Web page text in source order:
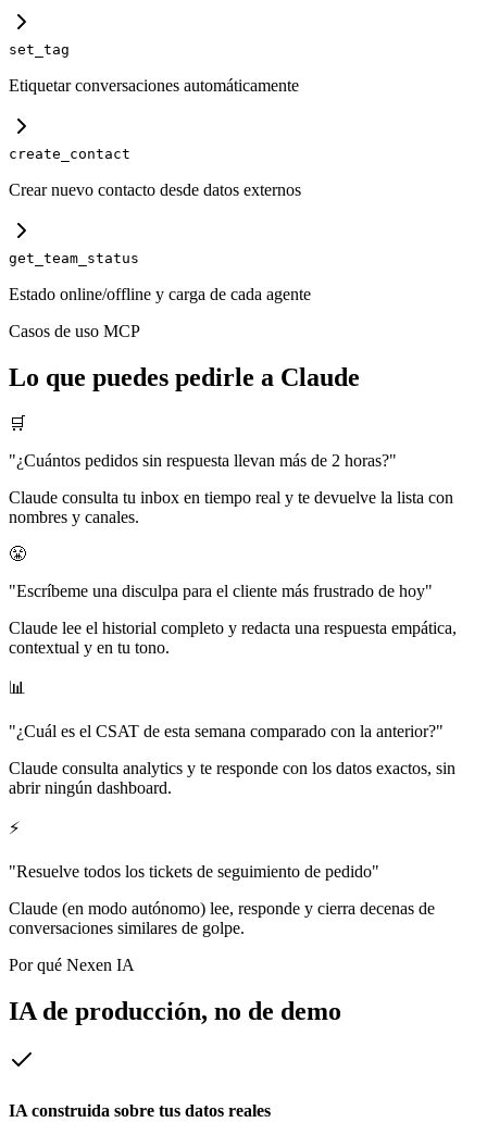
set_tag
Etiquetar conversaciones automáticamente
create_contact
Crear nuevo contacto desde datos externos
get_team_status
Estado online/offline y carga de cada agente
Casos de uso MCP
Lo que puedes pedirle a Claude
🛒
"¿Cuántos pedidos sin respuesta llevan más de 2 horas?"
Claude consulta tu inbox en tiempo real y te devuelve la lista con
nombres y canales.
😤
"Escríbeme una disculpa para el cliente más frustrado de hoy"
Claude lee el historial completo y redacta una respuesta empática,
contextual y en tu tono.
📊
"¿Cuál es el CSAT de esta semana comparado con la anterior?"
Claude consulta analytics y te responde con los datos exactos, sin
abrir ningún dashboard.
⚡
"Resuelve todos los tickets de seguimiento de pedido"
Claude (en modo autónomo) lee, responde y cierra decenas de
conversaciones similares de golpe.
Por qué Nexen IA
IA de producción, no de demo
IA construida sobre tus datos reales